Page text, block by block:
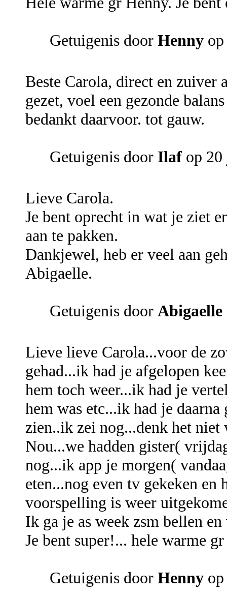
Getuigenis door Henny
Beste Carola, direct en
gezet, voel een gezonde
bedankt daarvoor. tot gauw.
Getuigenis door Ilaf op
Lieve Carola.
Je bent oprecht in wat je ziet
aan te pakken.
Dankjewel, heb er veel aan
Abigaelle.
Getuigenis door Abigaelle
Lieve lieve Carola...voor de
gehad...ik had je afgelopen
hem toch weer...ik had je
hem was etc...ik had je
zien..ik zei nog...denk het
Nou...we hadden gister(
nog...ik app je morgen(
eten...nog even tv gekeken
voorspelling is weer
Ik ga je as week zsm bellen
Je bent super!... hele warme
Getuigenis door Henny